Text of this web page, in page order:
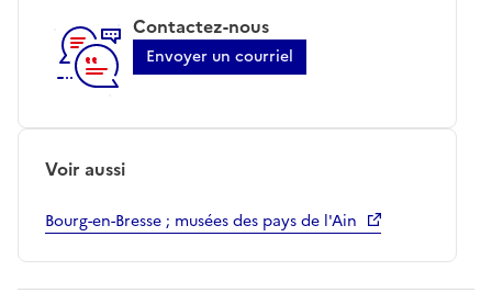
Contactez-nous
Envoyer un courriel
Voir aussi
Bourg-en-Bresse ; musées des pays de l'Ain